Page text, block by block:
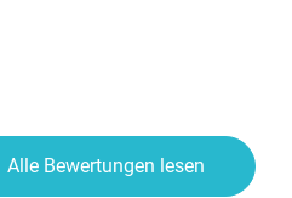
Alle Bewertungen lesen